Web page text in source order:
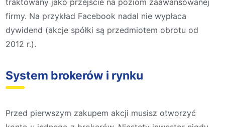
firmy. Na przykład Facebook nadal nie wypłaca
dywidend (akcje spółki są przedmiotem obrotu od
2012 r.).
System brokerów i rynku
Przed pierwszym zakupem akcji musisz otworzyć